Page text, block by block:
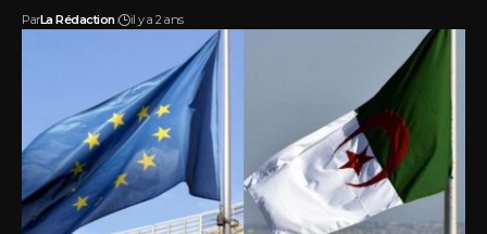
ParLa Rédaction il y a 2 ans